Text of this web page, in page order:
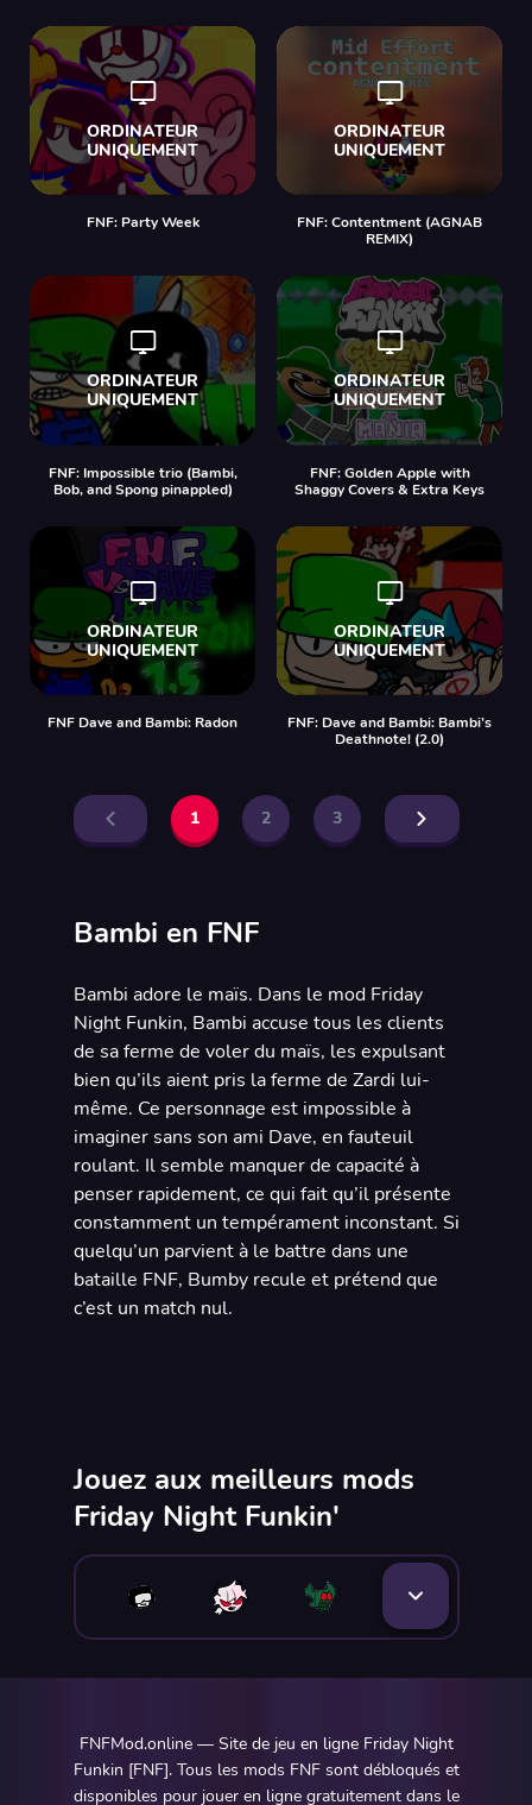
FNF: Party Week
FNF: Contentment (AGNAB
REMIX)
FNF: Impossible trio (Bambi,
Bob, and Spong pinappled)
FNF: Golden Apple with
Shaggy Covers & Extra Keys
FNF Dave and Bambi: Radon
FNF: Dave and Bambi: Bambi’s
Deathnote! (2.0)
1 2 3
Bambi en FNF
Bambi adore le maïs. Dans le mod Friday
Night Funkin, Bambi accuse tous les clients
de sa ferme de voler du maïs, les expulsant
bien qu’ils aient pris la ferme de Zardi lui-
même. Ce personnage est impossible à
imaginer sans son ami Dave, en fauteuil
roulant. Il semble manquer de capacité à
penser rapidement, ce qui fait qu’il présente
constamment un tempérament inconstant. Si
quelqu’un parvient à le battre dans une
bataille FNF, Bumby recule et prétend que
c’est un match nul.
Jouez aux meilleurs mods
Friday Night Funkin'
FNFMod.online — Site de jeu en ligne Friday Night
Funkin [FNF]. Tous les mods FNF sont débloqués et
disponibles pour jouer en ligne gratuitement dans le